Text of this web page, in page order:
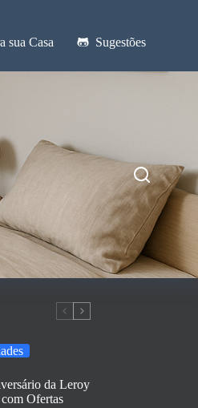
sua Casa Sugestões
da Leroy
Ofertas